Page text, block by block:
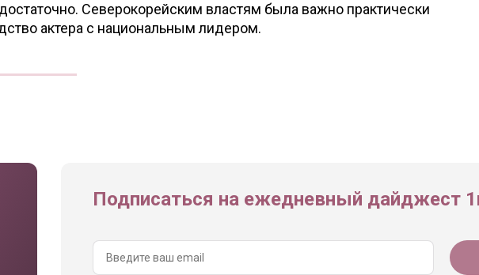
Северокорейским властям была важно практически
актера с национальным лидером.
Подписаться на ежедневный дайджест